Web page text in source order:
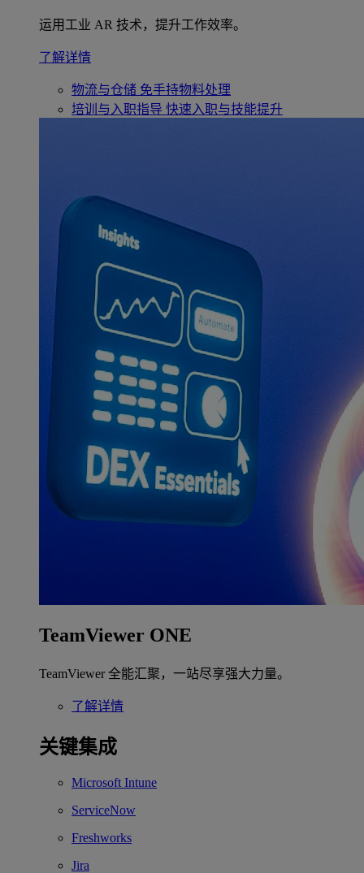
运用工业 AR 技术，提升工作效率。
了解详情
物流与仓储 免手持物料处理
培训与入职指导 快速入职与技能提升
TeamViewer ONE
TeamViewer 全能汇聚，一站尽享强大力量。
了解详情
关键集成
Microsoft Intune
ServiceNow
Freshworks
Jira